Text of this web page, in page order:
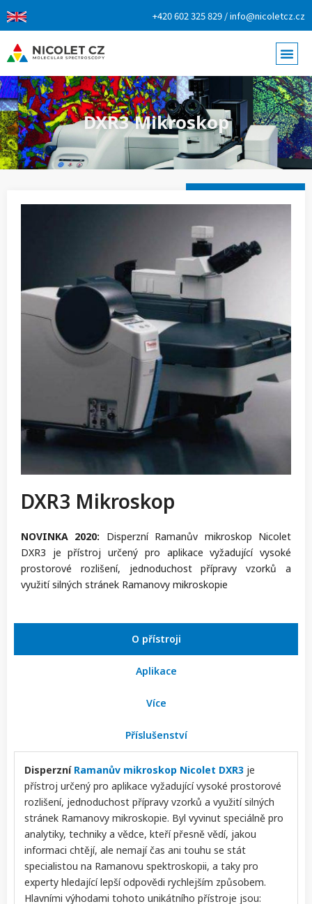
+420 602 325 829 / info@nicoletcz.cz
DXR3 Mikroskop
DXR3 Mikroskop
NOVINKA 2020: Disperzní Ramanův mikroskop Nicolet
DXR3 je přístroj určený pro aplikace vyžadující vysoké
prostorové rozlišení, jednoduchost přípravy vzorků a
využití silných stránek Ramanovy mikroskopie
O přístroji
Aplikace
Více
Příslušenství
Disperzní Ramanův mikroskop Nicolet DXR3 je
přístroj určený pro aplikace vyžadující vysoké prostorové
rozlišení, jednoduchost přípravy vzorků a využití silných
stránek Ramanovy mikroskopie. Byl vyvinut speciálně pro
analytiky, techniky a vědce, kteří přesně vědí, jakou
informaci chtějí, ale nemají čas ani touhu se stát
specialistou na Ramanovu spektroskopii, a taky pro
experty hledající lepší odpovědi rychlejším způsobem.
Hlavními výhodami tohoto unikátního přístroje jsou: